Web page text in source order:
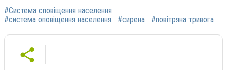
#Система сповіщення населення
#система оповіщення населення
#сирена #повітряна тривога